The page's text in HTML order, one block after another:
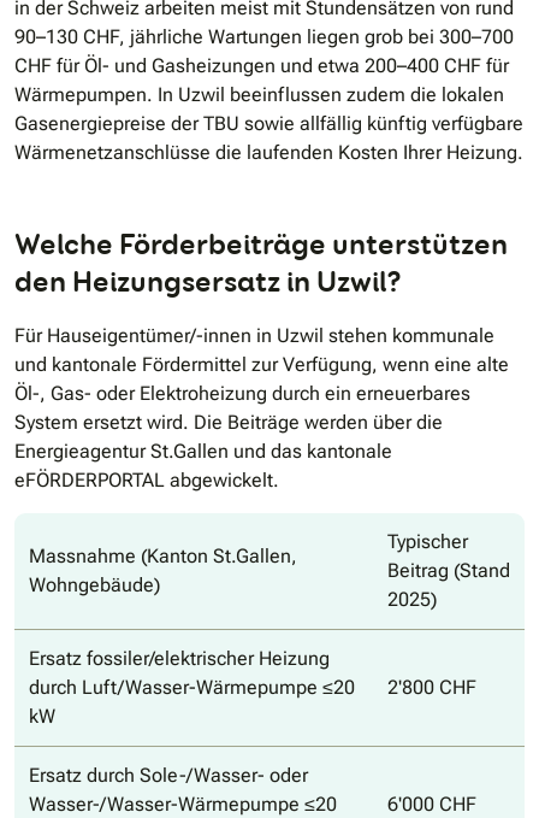
in der Schweiz arbeiten meist mit Stundensätzen von rund
90–130 CHF, jährliche Wartungen liegen grob bei 300–700
CHF für Öl- und Gasheizungen und etwa 200–400 CHF für
Wärmepumpen. In Uzwil beeinflussen zudem die lokalen
Gasenergiepreise der TBU sowie allfällig künftig verfügbare
Wärmenetzanschlüsse die laufenden Kosten Ihrer Heizung.
Welche Förderbeiträge unterstützen
den Heizungsersatz in Uzwil?
Für Hauseigentümer/-innen in Uzwil stehen kommunale
und kantonale Fördermittel zur Verfügung, wenn eine alte
Öl-, Gas- oder Elektroheizung durch ein erneuerbares
System ersetzt wird. Die Beiträge werden über die
Energieagentur St.Gallen und das kantonale
eFÖRDERPORTAL abgewickelt.
Massnahme (Kanton St.Gallen,
Wohngebäude)
Typischer
Beitrag (Stand
2025)
Ersatz fossiler/elektrischer Heizung
durch Luft/Wasser-Wärmepumpe ≤20
kW
2'800 CHF
Ersatz durch Sole-/Wasser- oder
Wasser-/Wasser-Wärmepumpe ≤20
6'000 CHF